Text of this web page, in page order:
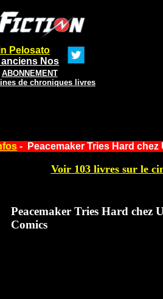
Pelosato
Nos
ABONNEMENT
de chroniques livres
- Peacemaker Tries Hard chez
Voir 103 livres sur le
Peacemaker Tries Hard chez
Comics